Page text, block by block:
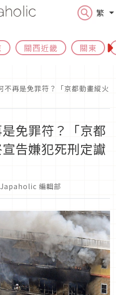
繁
關西近畿 關東
不再是免罪符？「京都動畫縱火
免罪符？「京都
告嫌犯死刑定讞
Japaholic 編輯部